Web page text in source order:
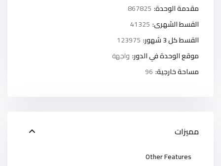
مقدمة الوحدة: 867825
القسط الشهرى: 41325
القسط كل 3 شهور:
123975
موقع الوحدة في الدور: واجهة
مساحة خارجية: 96
مميزات
Other Features